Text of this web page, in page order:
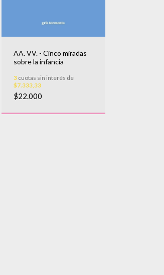
AA. VV. - Cinco miradas
sobre la infancia
3cuotas sin interés de
$7.333,33
$22.000